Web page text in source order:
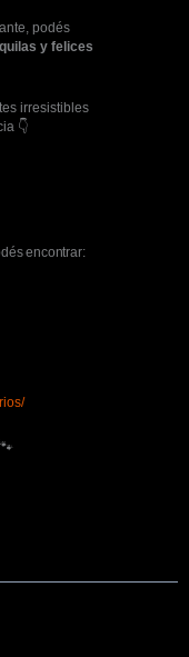
podés
y felices
irresistibles
👇
encontrar: